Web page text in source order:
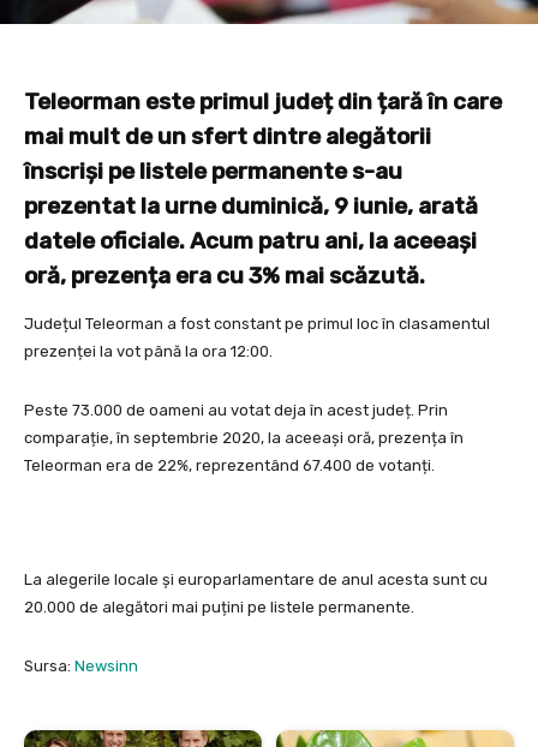
Teleorman este primul județ din țară în care
mai mult de un sfert dintre alegătorii
înscriși pe listele permanente s-au
prezentat la urne duminică, 9 iunie, arată
datele oficiale. Acum patru ani, la aceeași
oră, prezența era cu 3% mai scăzută.
Județul Teleorman a fost constant pe primul loc în clasamentul
prezenței la vot până la ora 12:00.
Peste 73.000 de oameni au votat deja în acest județ. Prin
comparație, în septembrie 2020, la aceeași oră, prezența în
Teleorman era de 22%, reprezentând 67.400 de votanți.
La alegerile locale și europarlamentare de anul acesta sunt cu
20.000 de alegători mai puțini pe listele permanente.
Sursa: Newsinn